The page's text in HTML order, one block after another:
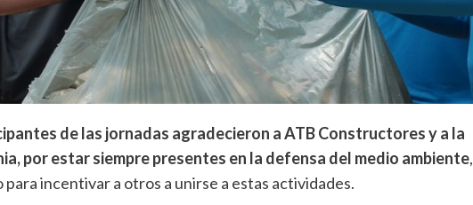
de las jornadas agradecieron a ATB Constructores y a la
por estar siempre presentes en la defensa del medio ambiente,
incentivar a otros a unirse a estas actividades.